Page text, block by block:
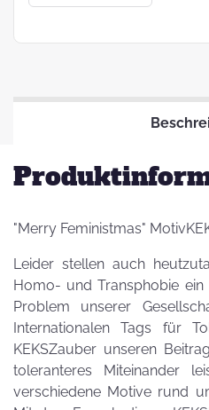
"Merry Feministmas"
Leider stellen auch
Homo- und Transphobie
Problem unserer
Internationalen Tags für
KEKSZauber unseren
toleranteres Miteinander
verschiedene Motive rund